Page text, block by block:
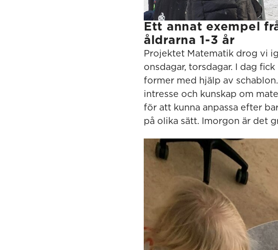
Ett annat exempel
åldrarna 1-3 år
Projektet Matematik drog vi
onsdagar, torsdagar. I dag
former med hjälp av
intresse och kunskap om
för att kunna anpassa efter
på olika sätt. Imorgon är det